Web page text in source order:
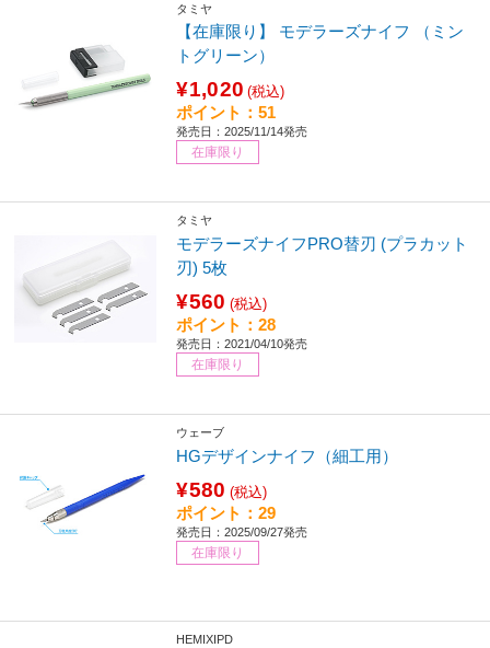
タミヤ
【在庫限り】 モデラーズナイフ （ミン
トグリーン）
¥1,020 (税込)
ポイント：51
発売日：2025/11/14発売
在庫限り
タミヤ
モデラーズナイフPRO替刃 (プラカット
刃) 5枚
¥560 (税込)
ポイント：28
発売日：2021/04/10発売
在庫限り
ウェーブ
HGデザインナイフ（細工用）
¥580 (税込)
ポイント：29
発売日：2025/09/27発売
在庫限り
HEMIXIPD